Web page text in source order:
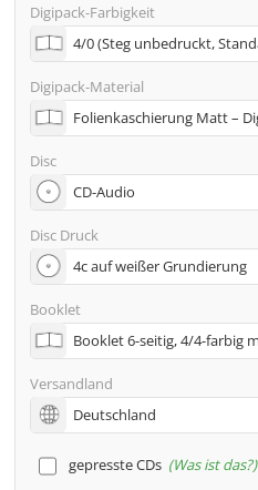
Viele weitere
Neutraler Versand usw.
Digipack-Farbigkeit
Digipack-Material
Disc
Disc Druck
Booklet
Versandland
gepresste CDs Was ist das?